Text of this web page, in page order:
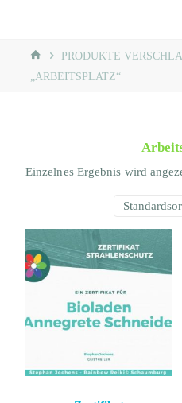
contentSchaumburg
HOMEPRODUKTE
„ARBEITSPLATZ“
Einzelnes Ergebnis wird